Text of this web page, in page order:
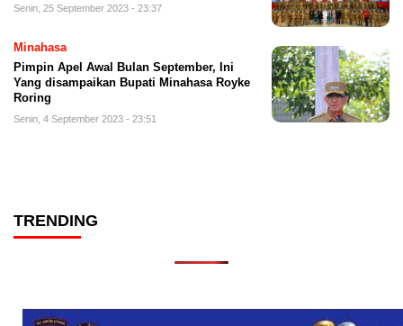
Senin, 25 September 2023 - 23:37
Minahasa
Pimpin Apel Awal Bulan September, Ini
Yang disampaikan Bupati Minahasa Royke
Roring
Senin, 4 September 2023 - 23:51
TRENDING